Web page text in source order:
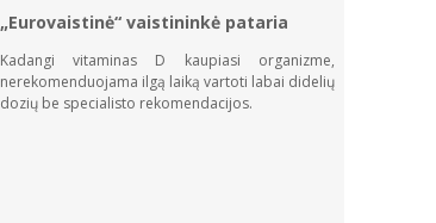
„Eurovaistinė“ vaistininkė pataria
Kadangi vitaminas D kaupiasi organizme,
nerekomenduojama ilgą laiką vartoti labai didelių
dozių be specialisto rekomendacijos.